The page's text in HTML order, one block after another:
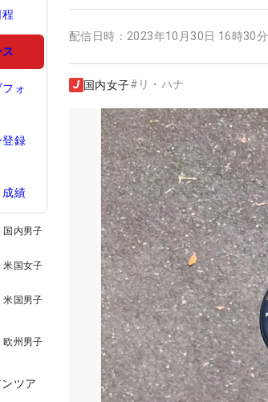
ォ
登録
成績
国内男子
米国女子
米国男子
欧州男子
ツア
配信日時： 2023年10月30日 16時30分
国内女子# リ・ハナ